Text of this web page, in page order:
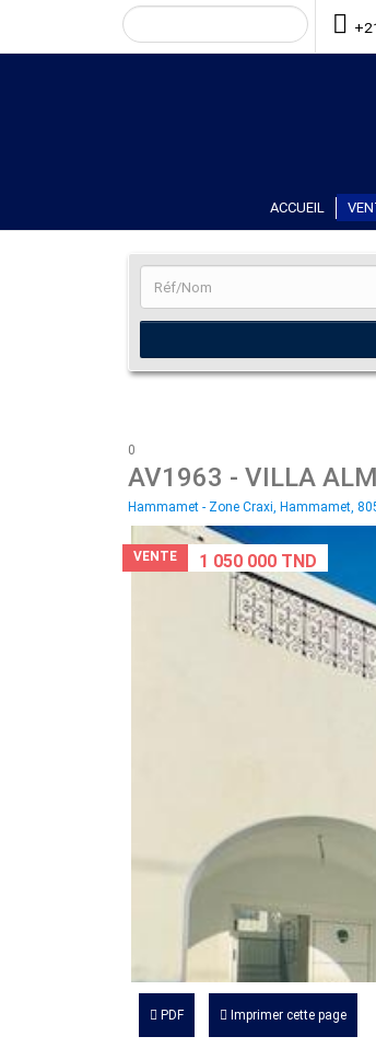
ACCUEIL
0
AV1963 - VILLA
Hammamet - Zone Craxi, Hammamet,
VENTE 1 050 000 TND
PDF Imprimer cette page